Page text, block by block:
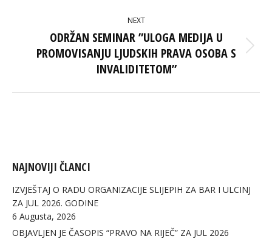
NEXT
Next
post:
ODRŽAN SEMINAR ”ULOGA MEDIJA U
PROMOVISANJU LJUDSKIH PRAVA OSOBA S
INVALIDITETOM”
NAJNOVIJI ČLANCI
IZVJEŠTAJ O RADU ORGANIZACIJE SLIJEPIH ZA BAR I ULCINJ
ZA JUL 2026. GODINE
6 Augusta, 2026
OBJAVLJEN JE ČASOPIS “PRAVO NA RIJEČ” ZA JUL 2026